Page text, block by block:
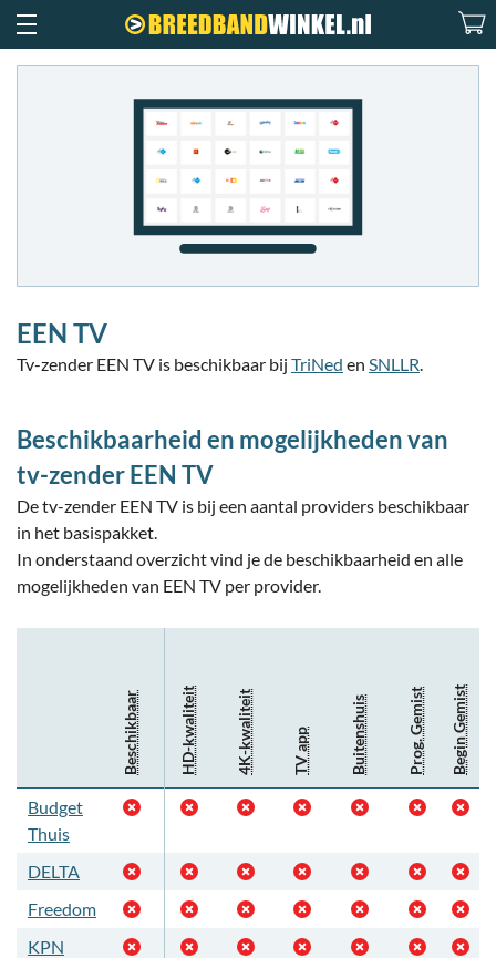
EEN TV
Tv-zender EEN TV is beschikbaar bij TriNed en SNLLR.
Beschikbaarheid en mogelijkheden van
tv-zender EEN TV
De tv-zender EEN TV is bij een aantal providers beschikbaar
in het basispakket.
In onderstaand overzicht vind je de beschikbaarheid en alle
mogelijkheden van EEN TV per provider.
Beschikbaar HD-kwaliteit 4K-kwaliteit TV app Buitenshuis Prog. Gemist Begin Gemist
Budget
Thuis
DELTA
Freedom
KPN